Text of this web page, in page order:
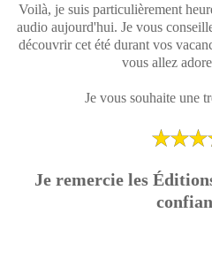
Voilà, je suis particulièrement
audio aujourd'hui. Je vous
découvrir cet été durant vos
vous allez
Je vous souhaite une
Je remercie les É